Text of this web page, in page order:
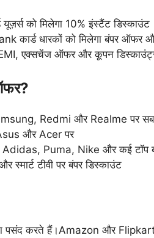
को मिलेगा 10% इंस्टैंट डिस्काउंट
कार्ड धारकों को मिलेगा बंपर ऑफर
एक्सचेंज ऑफर और कूपन
Redmi और Realme पर
और Acer पर
Adidas, Puma, Nike और कई टॉप
टीवी पर बंपर डिस्काउंट
पसंद करते हैं।Amazon और